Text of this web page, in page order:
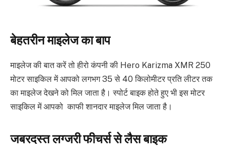
बेहतरीन माइलेज का बाप
माइलेज की बात करें तो हीरो कंपनी की Hero Karizma XMR 250
मोटर साइकिल में आपको लगभग 35 से 40 किलोमीटर प्रति लीटर तक
का माइलेज देखने को मिल जाता है। स्पोर्ट बाइक होते हुए भी इस मोटर
साइकिल में आपको काफी शानदार माइलेज मिल जाता है।
जबरदस्त लग्जरी फीचर्स से लैस बाइक